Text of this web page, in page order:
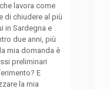
lavora come
di chiudere al più
in Sardegna e
due anni, più
mia domanda è
preliminari
E
la mia